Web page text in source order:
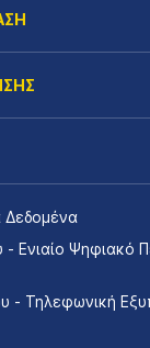
Δεδομένα
Ενιαίο Ψηφιακό
- Τηλεφωνική